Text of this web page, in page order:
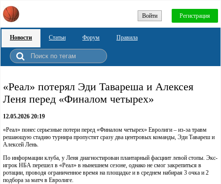
Войти Регистрация
Новости Статьи Форум Правила
«Реал» потерял Эди Тавареша и Алексея
Леня перед «Финалом четырех»
12.05.2026 20:19
«Реал» понес серьезные потери перед «Финалом четырех» Евролиги – из-за травм
решающую стадию турнира пропустят сразу два центровых команды, Эди Тавареш и
Алексей Лень.
По информации клуба, у Леня диагностирован плантарный фасциит левой стопы. Экс-
игрок НБА перешел в «Реал» в нынешнем сезоне, однако не смог закрепиться в
ротации, проводя ограниченное время на площадке и в среднем набирая 3 очка и 2
подбора за матч в Евролиге.